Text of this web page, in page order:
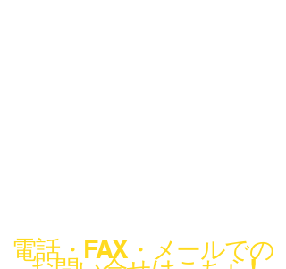
電話・FAX・メールでの